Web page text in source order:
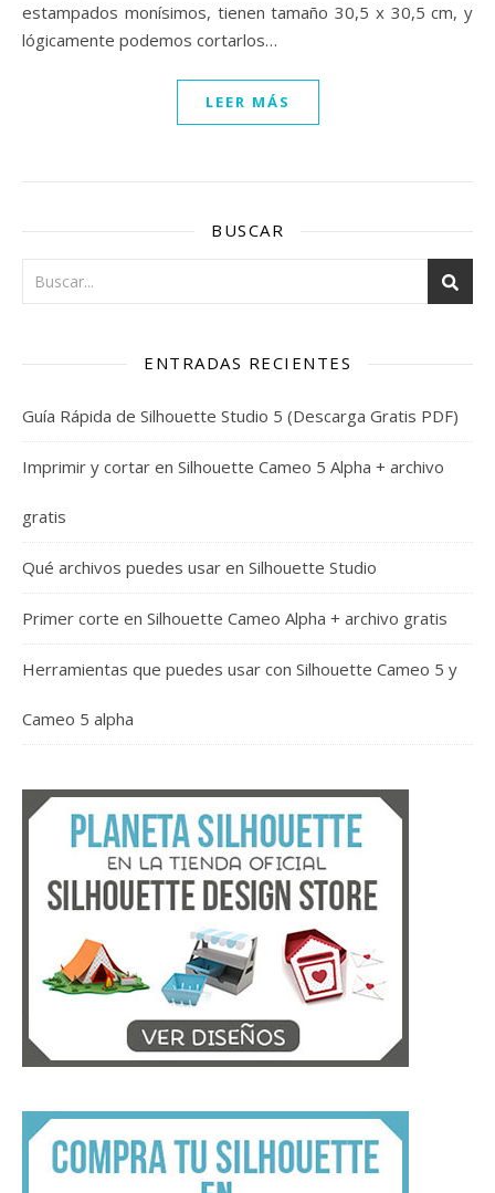
estampados monísimos, tienen tamaño 30,5 x 30,5 cm, y
lógicamente podemos cortarlos…
LEER MÁS
BUSCAR
ENTRADAS RECIENTES
Guía Rápida de Silhouette Studio 5 (Descarga Gratis PDF)
Imprimir y cortar en Silhouette Cameo 5 Alpha + archivo
gratis
Qué archivos puedes usar en Silhouette Studio
Primer corte en Silhouette Cameo Alpha + archivo gratis
Herramientas que puedes usar con Silhouette Cameo 5 y
Cameo 5 alpha